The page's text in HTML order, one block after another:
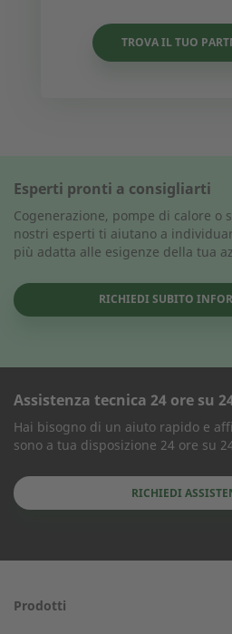
TROVA IL TUO
Esperti pronti a consigliarti
Cogenerazione, pompe di calore o
nostri esperti ti aiutano a
più adatta alle esigenze della tua
RICHIEDI SUBITO
MODULO DI CONTATTO
Assistenza tecnica 24 ore su
Hai bisogno di un aiuto rapido e
sono a tua disposizione 24 ore su
RICHIEDI
Prodotti